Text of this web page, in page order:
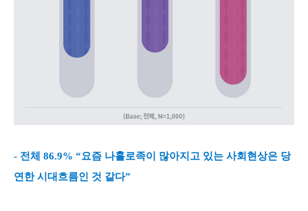
- 전체 86.9% “요즘 나홀로족이 많아지고 있는 사회현상은 당
연한 시대흐름인 것 같다”